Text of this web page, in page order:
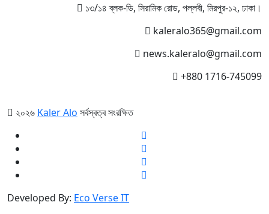
১৩/১৪ ব্লক-ডি, সিরামিক রোড, পল্লবী, মিরপুর-১২, ঢাকা।
kaleralo365@gmail.com
news.kaleralo@gmail.com
+880 1716-745099
২০২৬ Kaler Alo সর্বস্বত্ব সংরক্ষিত
Developed By: Eco Verse IT